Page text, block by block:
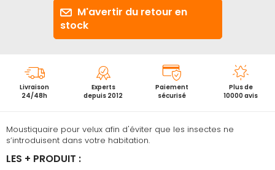
Moustiquaire pour velux afin d'éviter que les insectes ne
s’introduisent dans votre habitation.
LES + PRODUIT :
M'avertir du retour en
stock
Livraison
24/48h
Experts
depuis 2012
Paiement
sécurisé
Plus de
10000 avis